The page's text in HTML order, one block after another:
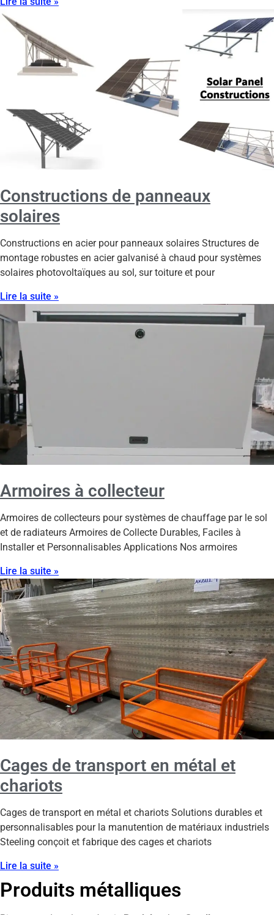
Constructions de panneaux
solaires
Constructions en acier pour panneaux solaires Structures de
montage robustes en acier galvanisé à chaud pour systèmes
solaires photovoltaïques au sol, sur toiture et pour
Lire la suite »
Armoires à collecteur
Armoires de collecteurs pour systèmes de chauffage par le sol
et de radiateurs Armoires de Collecte Durables, Faciles à
Installer et Personnalisables Applications Nos armoires
Lire la suite »
Cages de transport en métal et
chariots
Cages de transport en métal et chariots Solutions durables et
personnalisables pour la manutention de matériaux industriels
Steeling conçoit et fabrique des cages et chariots
Lire la suite »
Produits métalliques